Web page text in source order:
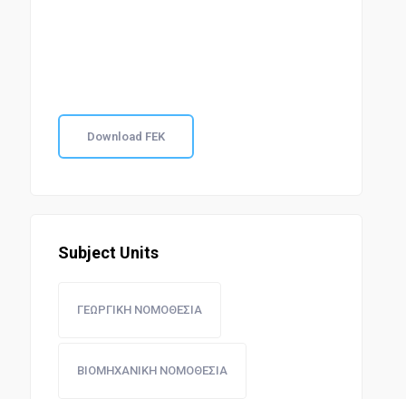
Download FEK
Subject Units
ΓΕΩΡΓΙΚΗ ΝΟΜΟΘΕΣΙΑ
ΒΙΟΜΗΧΑΝΙΚΗ ΝΟΜΟΘΕΣΙΑ